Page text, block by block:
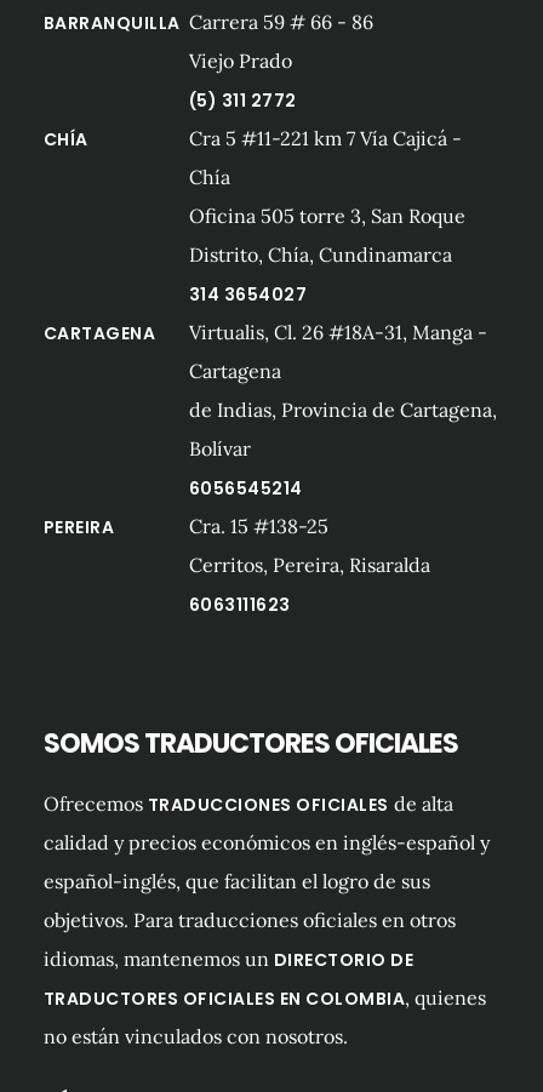
BARRANQUILLA Carrera 59 # 66 - 86
Viejo Prado
(5) 311 2772
CHÍA
Cra 5 #11-221 km 7 Vía Cajicá -
Chía
Oficina 505 torre 3, San Roque
Distrito, Chía, Cundinamarca
314 3654027
CARTAGENA
Virtualis, Cl. 26 #18A-31, Manga -
Cartagena
de Indias, Provincia de Cartagena,
Bolívar
6056545214
PEREIRA
Cra. 15 #138-25
Cerritos, Pereira, Risaralda
6063111623
SOMOS TRADUCTORES OFICIALES
Ofrecemos TRADUCCIONES OFICIALES de alta
calidad y precios económicos en inglés-español y
español-inglés, que facilitan el logro de sus
objetivos. Para traducciones oficiales en otros
idiomas, mantenemos un DIRECTORIO DE
TRADUCTORES OFICIALES EN COLOMBIA, quienes
no están vinculados con nosotros.